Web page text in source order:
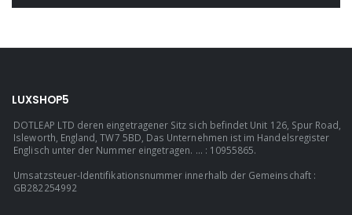
LUXSHOP5
DOTLEAP LTD deren eingetragener Sitz sich befindet Unit 126, Spur Road,
Isleworth, England, TW7 5BD, Das Unternehmen ist im Handelsregister
Englisch unter der Nummer eingetragen. ... : 10955865.
Umsatzsteuer-Identifikationsnummer innerhalb der Gemeinschaft :
GB282254992